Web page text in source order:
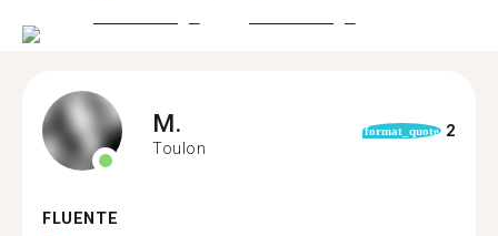
M.
Toulon
format_quote 2
FLUENTE